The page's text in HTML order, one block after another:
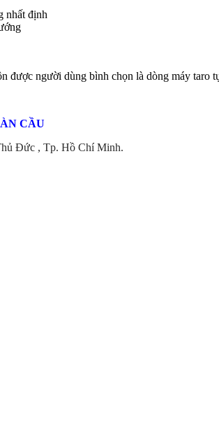
nhất định
người dùng bình chọn là dòng máy taro
CẦU
Đức , Tp. Hồ Chí Minh.